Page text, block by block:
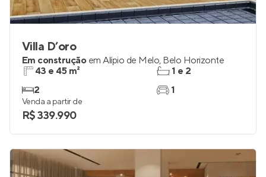
Villa D’oro
Em construção em Alípio de Melo, Belo Horizonte
43 e 45 m²
2
1 e 2
1
Venda a partir de
R$ 339.990